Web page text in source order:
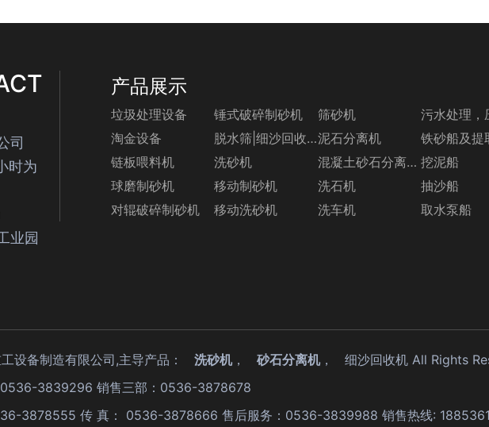
司
时为
业园
产品展示
垃圾处理设备
淘金设备
链板喂料机
球磨制砂机
对辊破碎制砂机
锤式破碎制砂机
脱水筛|细沙回收机系列
洗砂机
移动制砂机
移动洗砂机
筛砂机
泥石分离机
混凝土砂石分离机系列
洗石机
洗车机
污水处理，
铁砂船及提
挖泥船
抽沙船
取水泵船
备制造有限公司,主导产品： 洗砂机， 砂石分离机， 细沙回收机 All Rights
3839296 销售三部：0536-3878678
3878555 传 真： 0536-3878666 售后服务：0536-3839988 销售热线: